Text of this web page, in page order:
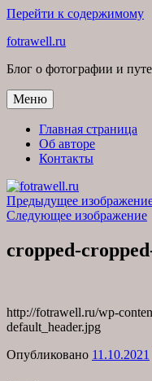
Перейти к содержимому
fotrawell.ru
Блог о фотографии и
Меню
Главная страница
Об авторе
Контакты
Предыдущее
Следующее изображение
cropped-
http://fotrawell.ru/wp-
default_header.jpg
Опубликовано 11.10.2021